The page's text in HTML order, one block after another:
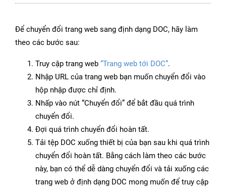
Để chuyển đổi trang web sang định dạng DOC, hãy làm
theo các bước sau:
Truy cập trang web “Trang web tới DOC”.
Nhập URL của trang web bạn muốn chuyển đổi vào
hộp nhập được chỉ định.
Nhấp vào nút “Chuyển đổi” để bắt đầu quá trình
chuyển đổi.
Đợi quá trình chuyển đổi hoàn tất.
Tải tệp DOC xuống thiết bị của bạn sau khi quá trình
chuyển đổi hoàn tất. Bằng cách làm theo các bước
này, bạn có thể dễ dàng chuyển đổi và tải xuống các
trang web ở định dạng DOC mong muốn để truy cập